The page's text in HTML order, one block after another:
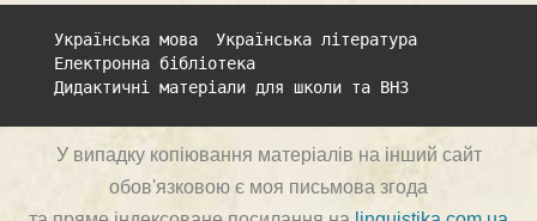
Українська мова
Українська література
Електронна бібліотека
Дидактичні матеріали для школи та ВНЗ
У випадку копіювання матеріалів на інший сайт
обов'язковою є моя письмова згода